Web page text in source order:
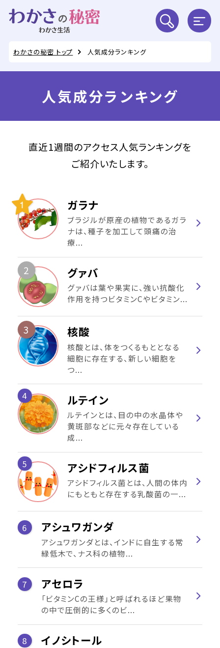
わかさの秘密 トップ 人気成分ランキング
人気成分ランキング
直近1週間のアクセス人気ランキングを
ご紹介いたします。
ガラナ
ブラジルが原産の植物であるガラ
ナは、種子を加工して頭痛の治
療...
2 グァバ
グァバは葉や果実に、強い抗酸化
作用を持つビタミンCやビタミン...
3 核酸
核酸とは、体をつくるもととなる
細胞に存在する、新しい細胞を
つ...
4 ルテイン
ルテインとは、目の中の水晶体や
黄斑部などに元々存在している
成...
5 アシドフィルス菌
アシドフィルス菌とは、人間の体内
にもともと存在する乳酸菌の一...
6 アシュワガンダ
アシュワガンダとは、インドに自生する常
緑低木で、ナス科の植物...
7 アセロラ
「ビタミンCの王様」と呼ばれるほど果物
の中で圧倒的に多くのビ...
8 イノシトール